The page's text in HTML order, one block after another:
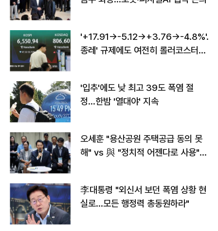
'+17.91→-5.12→+3.76→-4.8%'…'
종레' 규제에도 여전히 롤러코스터
'입추'에도 낮 최고 39도 폭염 절
정…한밤 '열대야' 지속
오세훈 "용산공원 주택공급 동의 못
해" vs 與 "정치적 어젠다로 사용"
李대통령 "외신서 보던 폭염 상황 현
실로…모든 행정력 총동원하라"